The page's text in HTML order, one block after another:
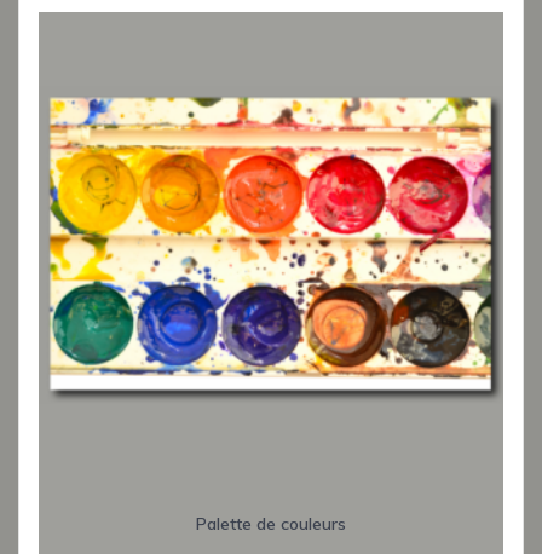
Palette de couleurs